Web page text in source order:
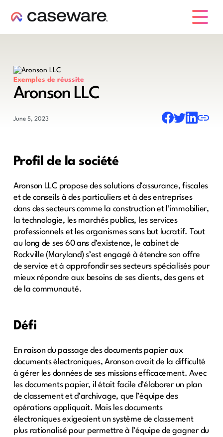
Exemples de réussite
Aronson LLC
June 5, 2023
Profil de la société
Aronson LLC propose des solutions d’assurance, fiscales
et de conseils à des particuliers et à des entreprises
dans des secteurs comme la construction et l’immobilier,
la technologie, les marchés publics, les services
professionnels et les organismes sans but lucratif. Tout
au long de ses 60 ans d’existence, le cabinet de
Rockville (Maryland) s’est engagé à étendre son offre
de service et à approfondir ses secteurs spécialisés pour
mieux répondre aux besoins de ses clients, des gens et
de la communauté.
Défi
En raison du passage des documents papier aux
documents électroniques, Aronson avait de la difficulté
à gérer les données de ses missions efficacement. Avec
les documents papier, il était facile d’élaborer un plan
de classement et d’archivage, que l’équipe des
opérations appliquait. Mais les documents
électroniques exigeaient un système de classement
plus rationalisé pour permettre à l’équipe de gagner du